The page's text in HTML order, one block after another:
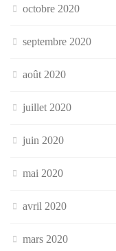
octobre 2020
septembre 2020
août 2020
juillet 2020
juin 2020
mai 2020
avril 2020
mars 2020